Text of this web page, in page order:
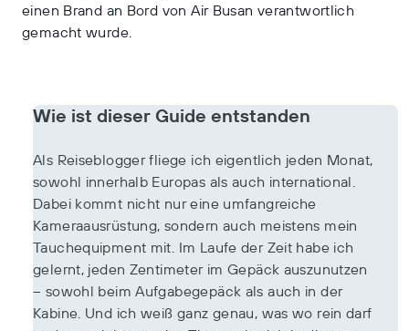
einen Brand an Bord von Air Busan verantwortlich
gemacht wurde.
Wie ist dieser Guide entstanden
Als Reiseblogger fliege ich eigentlich jeden Monat,
sowohl innerhalb Europas als auch international.
Dabei kommt nicht nur eine umfangreiche
Kameraausrüstung, sondern auch meistens mein
Tauchequipment mit. Im Laufe der Zeit habe ich
gelernt, jeden Zentimeter im Gepäck auszunutzen
– sowohl beim Aufgabegepäck als auch in der
Kabine. Und ich weiß ganz genau, was wo rein darf